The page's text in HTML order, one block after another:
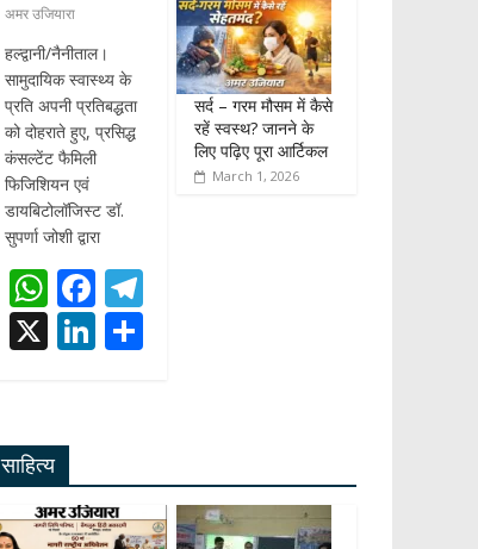
अमर उजियारा
हल्द्वानी/नैनीताल।
सामुदायिक स्वास्थ्य के
प्रति अपनी प्रतिबद्धता
को दोहराते हुए, प्रसिद्ध
कंसल्टेंट फैमिली
फिजिशियन एवं
डायबिटोलॉजिस्ट डॉ.
सुपर्णा जोशी द्वारा
W
h
at
A
p
p
F
ac
e
o
k
m
X Li
dI
n
सर्द – गरम मौसम में कैसे
रहें स्वस्थ? जानने के
लिए पढ़िए पूरा आर्टिकल
March 1, 2026
साहित्य